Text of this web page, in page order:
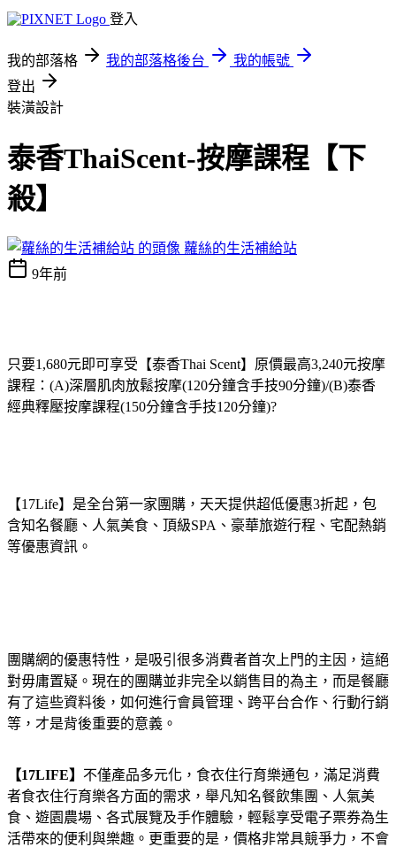
登入
我的部落格 我的部落格後台
我的帳號
登出
裝潢設計
泰香ThaiScent-按摩課程【下
殺】
蘿絲的生活補給站
9年前
只要1,680元即可享受【泰香Thai Scent】原價最高3,240元按摩
課程：(A)深層肌肉放鬆按摩(120分鐘含手技90分鐘)/(B)泰香
經典釋壓按摩課程(150分鐘含手技120分鐘)?
【17Life】是全台第一家團購，天天提供超低優惠3折起，包
含知名餐廳、人氣美食、頂級SPA、豪華旅遊行程、宅配熱銷
等優惠資訊。
團購網的優惠特性，是吸引很多消費者首次上門的主因，這絕
對毋庸置疑。現在的團購並非完全以銷售目的為主，而是餐廳
有了這些資料後，如何進行會員管理、跨平台合作、行動行銷
等，才是背後重要的意義。
【17LIFE】 不僅產品多元化，食衣住行育樂通包，滿足消費
者食衣住行育樂各方面的需求，舉凡知名餐飲集團、人氣美
食、遊園農場、各式展覽及手作體驗，輕鬆享受電子票券為生
活帶來的便利與樂趣。更重要的是，價格非常具競爭力，不會